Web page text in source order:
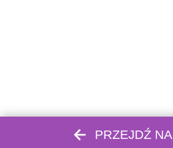
PRZEJDŹ NA